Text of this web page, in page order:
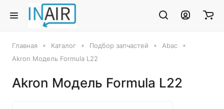
Главная Каталог Подбор запчастей
Abac
Akron Модель Formula L22
Akron Модель Formula L22